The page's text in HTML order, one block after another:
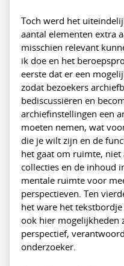
Toch werd het
aantal elementen extra
misschien relevant
ik doe en het
eerste dat er een
zodat bezoekers
bediscussiëren en
archiefinstellingen een
moeten nemen, wat
die je wilt zijn en de
het gaat om ruimte,
collecties en de inhoud
mentale ruimte voor
perspectieven. Ten
het ware het
ook hier mogelijkheden
perspectief,
onderzoeker.